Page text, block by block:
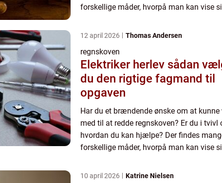
forskellige måder, hvorpå man kan vise
skovene generelt og dyrene....
12 april 2026 Thomas Andersen
regnskoven
Elektriker herlev sådan vælger
du den rigtige fagmand til
opgaven
Har du et brændende ønske om at
med til at redde regnskoven? Er du i tvivl
hvordan du kan hjælpe? Der findes
forskellige måder, hvorpå man kan vise
skovene generelt og dyrene....
10 april 2026 Katrine Nielsen